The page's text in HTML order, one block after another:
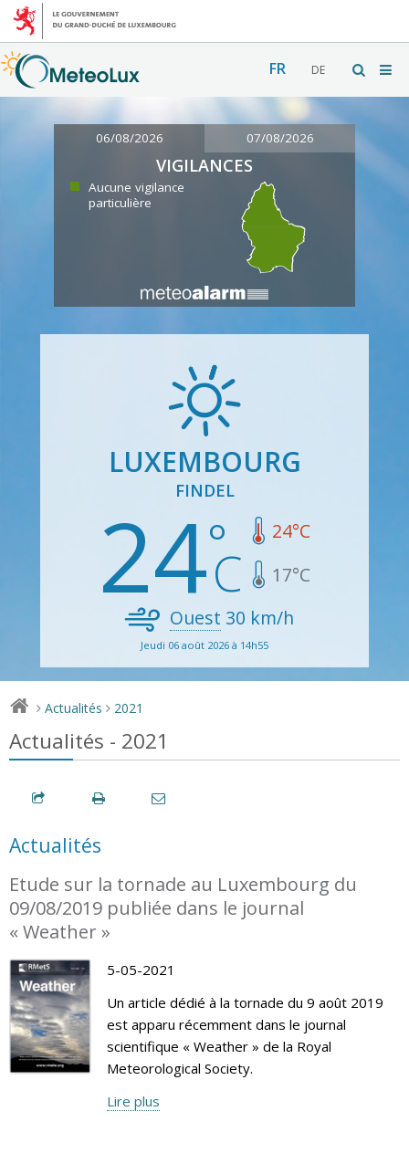
FR DE
06/08/2026 07/08/2026
VIGILANCES
Aucune vigilance
particulière
LUXEMBOURG
FINDEL
24 24°C
17°C
Ouest 30 km/h
Jeudi 06 août 2026 à 14h55
> Actualités > 2021
Actualités - 2021
Actualités
Etude sur la tornade au Luxembourg du
09/08/2019 publiée dans le journal
« Weather »
5-05-2021
Un article dédié à la tornade du 9 août 2019
est apparu récemment dans le journal
scientifique « Weather » de la Royal
Meteorological Society.
Lire plus